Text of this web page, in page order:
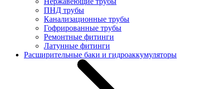
ПНД трубы
Канализационные трубы
Гофрированные трубы
Ремонтные фитинги
Латунные фитинги
Расширительные баки и гидроаккумуляторы